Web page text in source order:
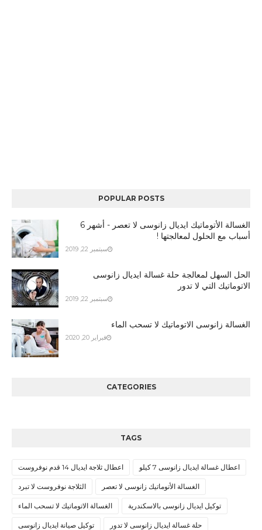
POPULAR POSTS
الغسالة الأتوماتيك ايديال زانوسى لا تعصر - أشهر 6
أسباب مع الحلول لمعالجتها !
سبتمبر 22, 2019
الحل السهل لمعالجة حلة غسالة ايديال زانوسى
الاتوماتيك التي لا تدور
سبتمبر 22, 2019
الغسالة زانوسى الاتوماتيك لا تسحب الماء
فبراير 20, 2020
CATEGORIES
TAGS
اعطال ثلاجة ايديال 14 قدم نوفروست اعطال غسالة ايديال زانوسى 7 كيلو
الثلاجة نوفروست لا تبرد الغسالة الأتوماتيك زانوسى لا تعصر
الغسالة الاتوماتيك لا تسحب الماء توكيل ايديال زانوسى بالاسكندرية
توكيل صيانة ايديال زانوسى حلة غسالة ايديال زانوسى لا تدور